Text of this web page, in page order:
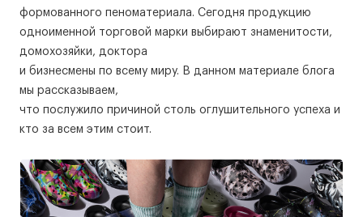
формованного пеноматериала. Сегодня продукцию
одноименной торговой марки выбирают знаменитости,
домохозяйки, доктора
и бизнесмены по всему миру. В данном материале блога
мы рассказываем,
что послужило причиной столь оглушительного успеха и
кто за всем этим стоит.